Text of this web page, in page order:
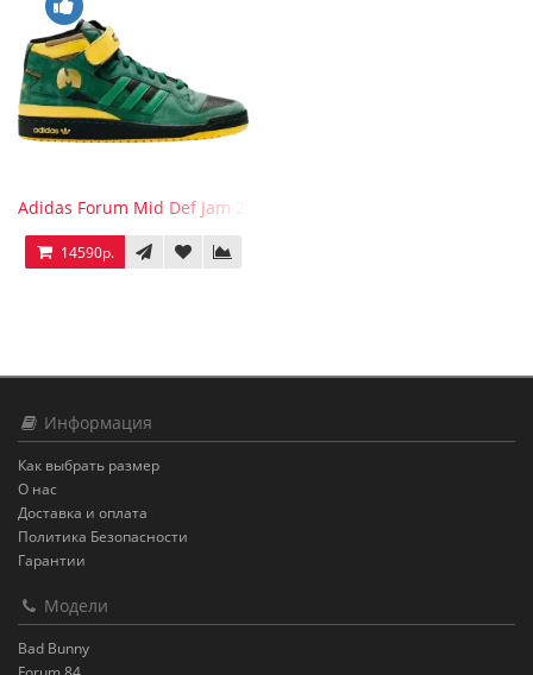
Adidas Forum Mid Def Jam 25th Anniversary
14590р.
Информация
Как выбрать размер
О нас
Доставка и оплата
Политика Безопасности
Гарантии
Модели
Bad Bunny